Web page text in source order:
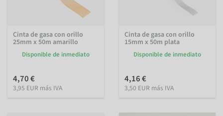
Cinta de gasa con orillo
25mm x 50m amarillo
Disponible de inmediato
4,70 €
3,95 EUR más IVA
Cinta de gasa con orillo
15mm x 50m plata
Disponible de inmediato
4,16 €
3,50 EUR más IVA